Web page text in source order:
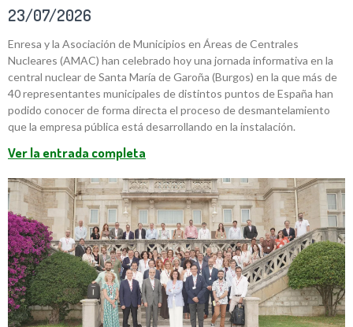
23/07/2026
Enresa y la Asociación de Municipios en Áreas de Centrales
Nucleares (AMAC) han celebrado hoy una jornada informativa en la
central nuclear de Santa María de Garoña (Burgos) en la que más de
40 representantes municipales de distintos puntos de España han
podido conocer de forma directa el proceso de desmantelamiento
que la empresa pública está desarrollando en la instalación.
Ver la entrada completa